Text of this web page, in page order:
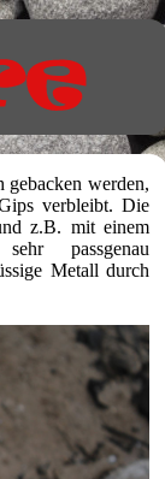
werden,
verbleibt. Die
z.B. mit einem
passgenau
Metall durch